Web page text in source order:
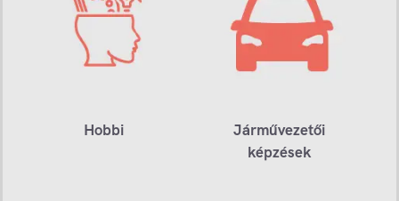
Hobbi
Járművezetői
képzések